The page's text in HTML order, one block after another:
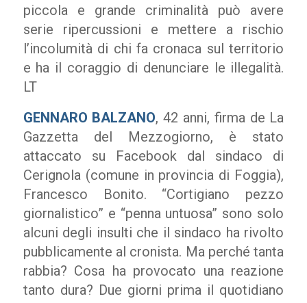
piccola e grande criminalità può avere
serie ripercussioni e mettere a rischio
l’incolumità di chi fa cronaca sul territorio
e ha il coraggio di denunciare le illegalità.
LT
GENNARO BALZANO, 42 anni, firma de La
Gazzetta del Mezzogiorno, è stato
attaccato su Facebook dal sindaco di
Cerignola (comune in provincia di Foggia),
Francesco Bonito. “Cortigiano pezzo
giornalistico” e “penna untuosa” sono solo
alcuni degli insulti che il sindaco ha rivolto
pubblicamente al cronista. Ma perché tanta
rabbia? Cosa ha provocato una reazione
tanto dura? Due giorni prima il quotidiano